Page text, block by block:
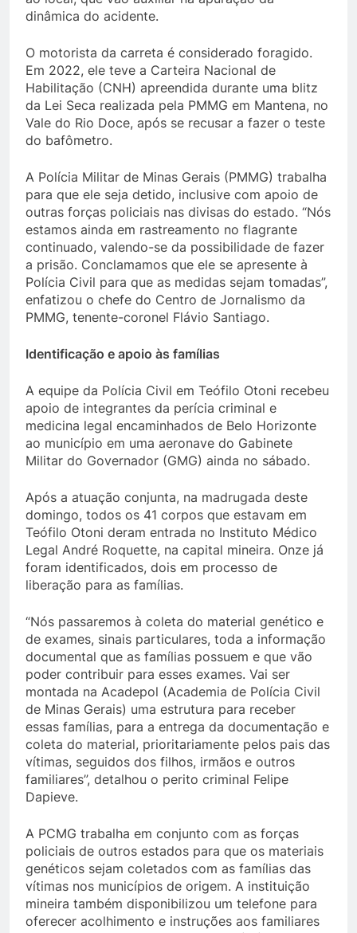
dinâmica do acidente.
O motorista da carreta é considerado foragido.
Em 2022, ele teve a Carteira Nacional de
Habilitação (CNH) apreendida durante uma blitz
da Lei Seca realizada pela PMMG em Mantena, no
Vale do Rio Doce, após se recusar a fazer o teste
do bafômetro.
A Polícia Militar de Minas Gerais (PMMG) trabalha
para que ele seja detido, inclusive com apoio de
outras forças policiais nas divisas do estado. “Nós
estamos ainda em rastreamento no flagrante
continuado, valendo-se da possibilidade de fazer
a prisão. Conclamamos que ele se apresente à
Polícia Civil para que as medidas sejam tomadas”,
enfatizou o chefe do Centro de Jornalismo da
PMMG, tenente-coronel Flávio Santiago.
Identificação e apoio às famílias
A equipe da Polícia Civil em Teófilo Otoni recebeu
apoio de integrantes da perícia criminal e
medicina legal encaminhados de Belo Horizonte
ao município em uma aeronave do Gabinete
Militar do Governador (GMG) ainda no sábado.
Após a atuação conjunta, na madrugada deste
domingo, todos os 41 corpos que estavam em
Teófilo Otoni deram entrada no Instituto Médico
Legal André Roquette, na capital mineira. Onze já
foram identificados, dois em processo de
liberação para as famílias.
“Nós passaremos à coleta do material genético e
de exames, sinais particulares, toda a informação
documental que as famílias possuem e que vão
poder contribuir para esses exames. Vai ser
montada na Acadepol (Academia de Polícia Civil
de Minas Gerais) uma estrutura para receber
essas famílias, para a entrega da documentação e
coleta do material, prioritariamente pelos pais das
vítimas, seguidos dos filhos, irmãos e outros
familiares”, detalhou o perito criminal Felipe
Dapieve.
A PCMG trabalha em conjunto com as forças
policiais de outros estados para que os materiais
genéticos sejam coletados com as famílias das
vítimas nos municípios de origem. A instituição
mineira também disponibilizou um telefone para
oferecer acolhimento e instruções aos familiares